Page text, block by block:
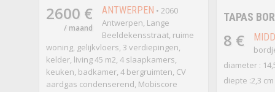
2600 €
/ maand
ANTWERPEN • 2060
Antwerpen, Lange
Beeldekensstraat, ruime
woning, gelijkvloers, 3 verdiepingen,
kelder, living 45 m2, 4 slaapkamers,
keuken, badkamer, 4 bergruimten, CV
aardgas condenserend, Mobiscore
TAPAS
8 €
diameter :
diepte :2,3 cm